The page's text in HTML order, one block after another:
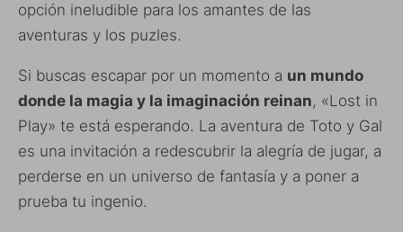
opción ineludible para los amantes de las
aventuras y los puzles.
Si buscas escapar por un momento a un mundo
donde la magia y la imaginación reinan, «Lost in
Play» te está esperando. La aventura de Toto y Gal
es una invitación a redescubrir la alegría de jugar, a
perderse en un universo de fantasía y a poner a
prueba tu ingenio.